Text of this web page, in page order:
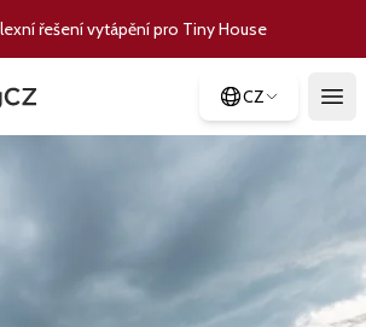
řešení vytápění pro Tiny House
CZ